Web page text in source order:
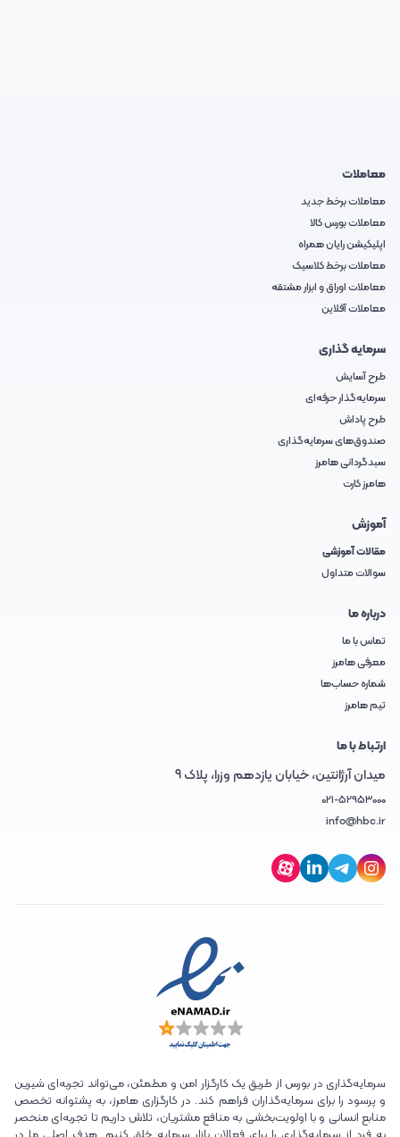
معاملات
معاملات برخط جدید
معاملات بورس کالا
اپلیکیشن رایان همراه
معاملات برخط کلاسیک
معاملات اوراق و ابزار مشتقه
معاملات آفلاین
سرمایه گذاری
طرح آسایش
سرمایه‌گذار حرفه‌ای
طرح پاداش
صندوق‌های سرمایه‌گذاری
سبدگردانی هامرز
هامرز کارت
آموزش
مقالات آموزشی
سوالات متداول
درباره ما
تماس با ما
معرفی هامرز
شماره حساب‌ها
تیم هامرز
ارتباط با ما
میدان آرژانتین، خیابان یازدهم وزرا، پلاک 9
021-52953000
info@hbc.ir
سرمایه‌گذاری در بورس از طریق یک کارگزار امن و مطمئن، می‌تواند تجربه‌ای شیرین
و پرسود را برای سرمایه‌گذاران فراهم کند. در کارگزاری هامرز، به پشتوانه تخصص
منابع انسانی و با اولویت‌بخشی به منافع مشتریان، تلاش داریم تا تجربه‌ای منحصر